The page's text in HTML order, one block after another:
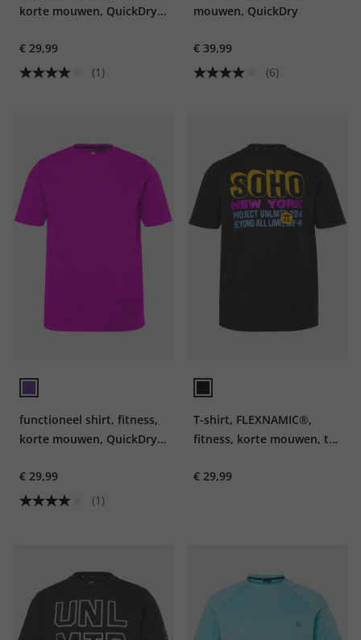
korte mouwen, QuickDry,
€ 29,99
(1)
mouwen, QuickDry
€ 39,99
(6)
functioneel shirt, fitness,
korte mouwen, QuickDry,
€ 29,99
(1)
T-shirt, FLEXNAMIC®,
fitness, korte mouwen, tot
€ 29,99